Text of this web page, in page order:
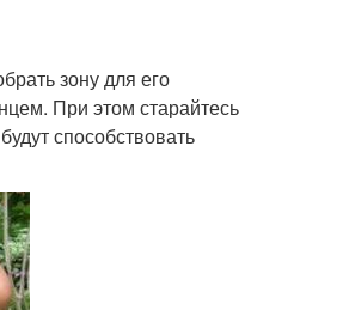
зону для его
При этом старайтесь
способствовать